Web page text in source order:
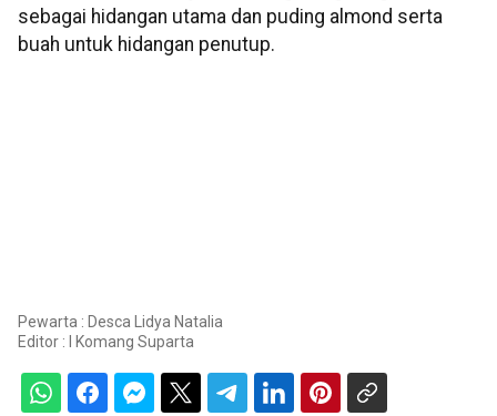
sebagai hidangan utama dan puding almond serta
buah untuk hidangan penutup.
Pewarta : Desca Lidya Natalia
Editor :
I Komang Suparta